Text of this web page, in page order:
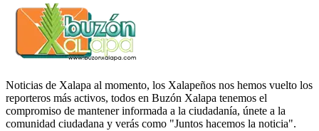
Noticias de Xalapa al momento, los Xalapeños nos hemos vuelto los
reporteros más activos, todos en Buzón Xalapa tenemos el
compromiso de mantener informada a la ciudadanía, únete a la
comunidad ciudadana y verás como "Juntos hacemos la noticia".